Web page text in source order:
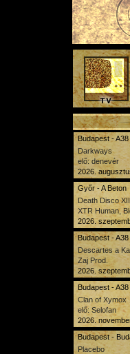
Budapest - A38
Darkways
elő: denevér
2026.
Győr - A Beton
Death Disco
XTR Human,
2026.
Budapest - A38
Descartes a
Zaj Prod.
2026.
Budapest - A38
Clan of Xymox
elő: Selofan
2026.
Budapest -
Placebo